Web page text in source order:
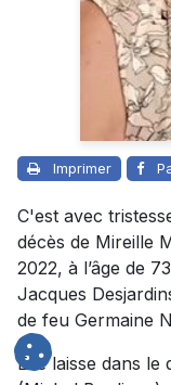
Imprimer
C'est avec
décès de Mireille
2022, à l’âge de
Jacques
de feu Germaine
Elle laisse dans